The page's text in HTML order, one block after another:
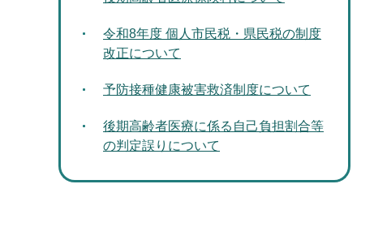
令和8年度 個人市民税・県民税の制度
改正について
予防接種健康被害救済制度について
後期高齢者医療に係る自己負担割合等
の判定誤りについて